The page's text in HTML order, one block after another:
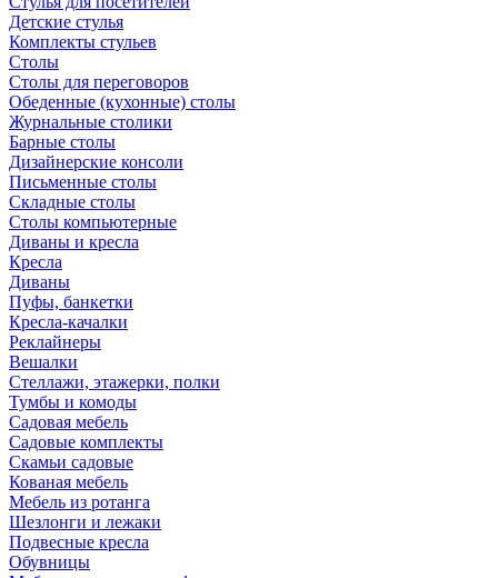
Детские стулья
Комплекты стульев
Столы
Столы для переговоров
Обеденные (кухонные) столы
Журнальные столики
Барные столы
Дизайнерские консоли
Письменные столы
Складные столы
Столы компьютерные
Диваны и кресла
Кресла
Диваны
Пуфы, банкетки
Кресла-качалки
Реклайнеры
Вешалки
Стеллажи, этажерки, полки
Тумбы и комоды
Садовая мебель
Садовые комплекты
Скамьи садовые
Кованая мебель
Мебель из ротанга
Шезлонги и лежаки
Подвесные кресла
Обувницы